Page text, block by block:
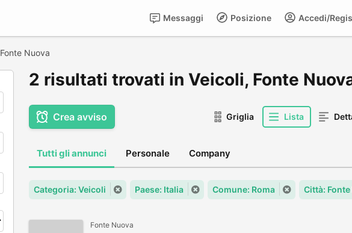
Accedi/
Posizione
Messaggi
Fonte Nuova
2 risultati trovati in Veicoli, Fonte
Crea avviso Griglia Lista
Tutti gli annunci Personale Company
Categoria: Veicoli Paese: Italia Comune: Roma Città:
Fonte Nuova